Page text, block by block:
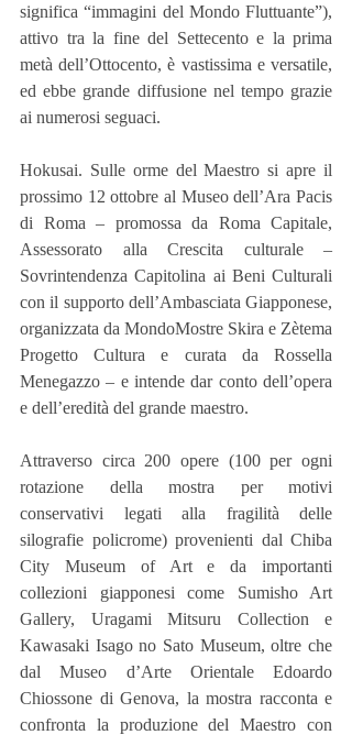
significa “immagini del Mondo Fluttuante”),
attivo tra la fine del Settecento e la prima
metà dell’Ottocento, è vastissima e versatile,
ed ebbe grande diffusione nel tempo grazie
ai numerosi seguaci.
Hokusai. Sulle orme del Maestro si apre il
prossimo 12 ottobre al Museo dell’Ara Pacis
di Roma – promossa da Roma Capitale,
Assessorato alla Crescita culturale –
Sovrintendenza Capitolina ai Beni Culturali
con il supporto dell’Ambasciata Giapponese,
organizzata da MondoMostre Skira e Zètema
Progetto Cultura e curata da Rossella
Menegazzo – e intende dar conto dell’opera
e dell’eredità del grande maestro.
Attraverso circa 200 opere (100 per ogni
rotazione della mostra per motivi
conservativi legati alla fragilità delle
silografie policrome) provenienti dal Chiba
City Museum of Art e da importanti
collezioni giapponesi come Sumisho Art
Gallery, Uragami Mitsuru Collection e
Kawasaki Isago no Sato Museum, oltre che
dal Museo d’Arte Orientale Edoardo
Chiossone di Genova, la mostra racconta e
confronta la produzione del Maestro con